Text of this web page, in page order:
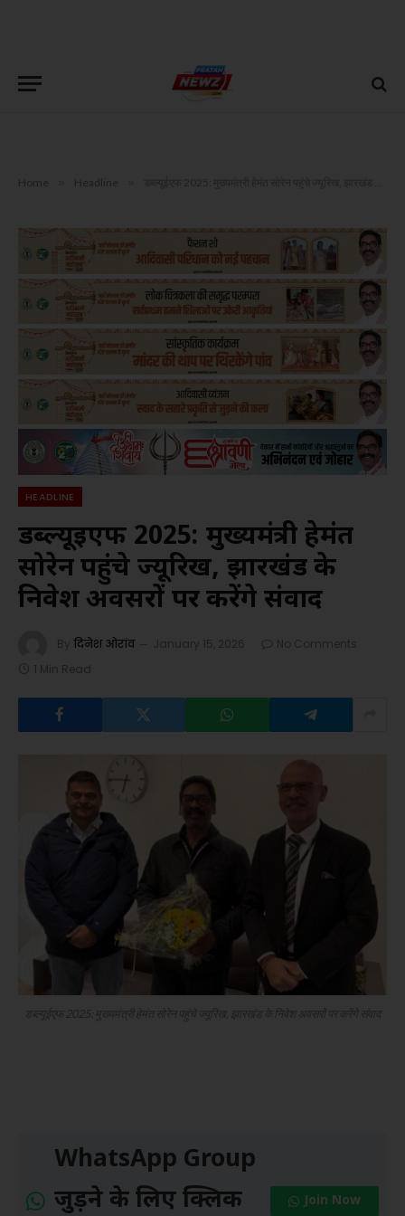
Home Headline
HEADLINE
डब्ल्यूईएफ 2025: मुख्यमंत्री हेमंत
सोरेन पहुंचे ज्यूरिख, झारखंड के
निवेश अवसरों पर करेंगे संवाद
By दिनेश ओरांव January 15, 2026
No Comments
1 Min Read
डब्ल्यूईएफ 2025: मुख्यमंत्री हेमंत सोरेन पहुंचे ज्यूरिख, झारखंड के निवेश अवसरों पर करेंगे संवाद
WhatsApp Group
जुड़ने के लिए क्लिक
Join Now